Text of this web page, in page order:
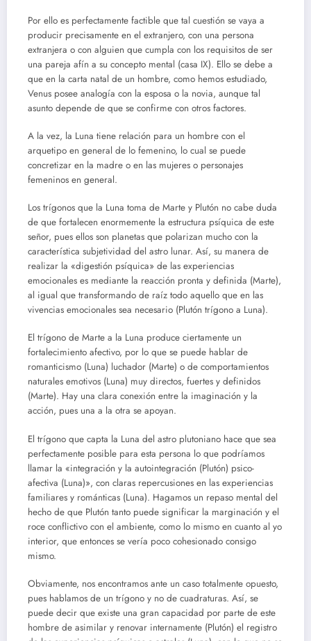
Por ello es perfectamente factible que tal cuestión se vaya a
producir precisamente en el extranjero, con una persona
extranjera o con alguien que cumpla con los requisitos de ser
una pareja afín a su concepto mental (casa IX). Ello se debe a
que en la carta natal de un hombre, como hemos estudiado,
Venus posee analogía con la esposa o la novia, aunque tal
asunto depende de que se confirme con otros factores.
A la vez, la Luna tiene relación para un hombre con el
arquetipo en general de lo femenino, lo cual se puede
concretizar en la madre o en las mujeres o personajes
femeninos en general.
Los trígonos que la Luna toma de Marte y Plutón no cabe duda
de que fortalecen enormemente la estructura psíquica de este
señor, pues ellos son planetas que polarizan mucho con la
característica subjetividad del astro lunar. Así, su manera de
realizar la «digestión psíquica» de las experiencias
emocionales es mediante la reacción pronta y definida (Marte),
al igual que transformando de raíz todo aquello que en las
vivencias emocionales sea necesario (Plutón trígono a Luna).
El trígono de Marte a la Luna produce ciertamente un
fortalecimiento afectivo, por lo que se puede hablar de
romanticismo (Luna) luchador (Marte) o de comportamientos
naturales emotivos (Luna) muy directos, fuertes y definidos
(Marte). Hay una clara conexión entre la imaginación y la
acción, pues una a la otra se apoyan.
El trígono que capta la Luna del astro plutoniano hace que sea
perfectamente posible para esta persona lo que podríamos
llamar la «integración y la autointegración (Plutón) psico-
afectiva (Luna)», con claras repercusiones en las experiencias
familiares y románticas (Luna). Hagamos un repaso mental del
hecho de que Plutón tanto puede significar la marginación y el
roce conflictivo con el ambiente, como lo mismo en cuanto al yo
interior, que entonces se vería poco cohesionado consigo
mismo.
Obviamente, nos encontramos ante un caso totalmente opuesto,
pues hablamos de un trígono y no de cuadraturas. Así, se
puede decir que existe una gran capacidad por parte de este
hombre de asimilar y renovar internamente (Plutón) el registro